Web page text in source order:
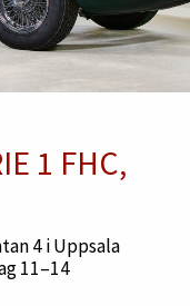
1 FHC,
4 i Uppsala
11–14